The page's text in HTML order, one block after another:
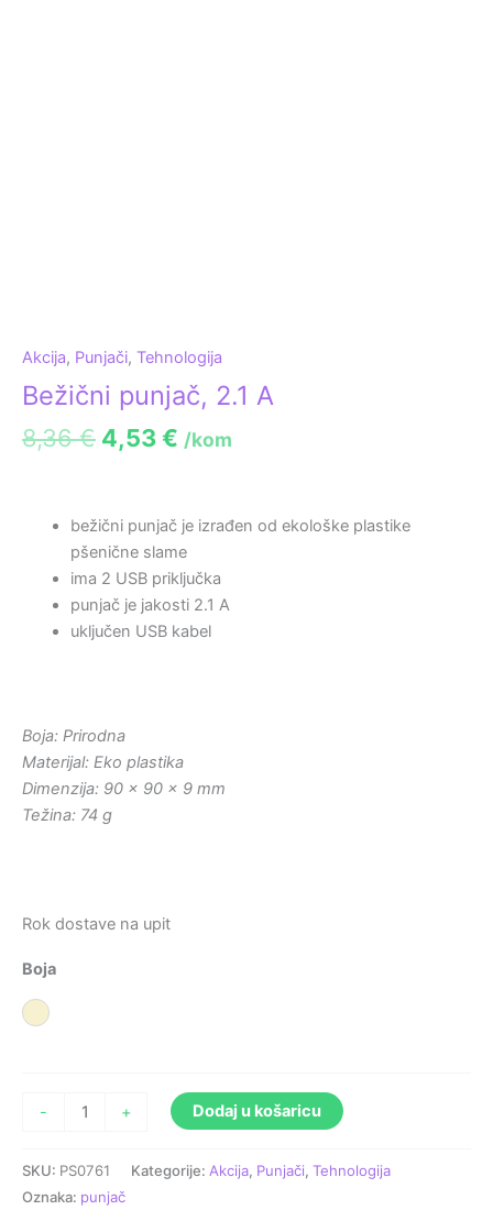
Akcija, Punjači, Tehnologija
Bežični punjač, 2.1 A
8,36€ 4,53€ /kom
bežični punjač je izrađen od ekološke plastike
pšenične slame
ima 2 USB priključka
punjač je jakosti 2.1 A
uključen USB kabel
Boja: Prirodna
Materijal: Eko plastika
Dimenzija: 90 x 90 x 9 mm
Težina: 74 g
Rok dostave na upit
Boja
Prirodna
- + Dodaj u košaricu
SKU: PS0761 Kategorije: Akcija, Punjači, Tehnologija
Oznaka: punjač